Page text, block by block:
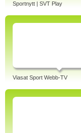
Sportnytt | SVT Play
Viasat Sport Webb-TV